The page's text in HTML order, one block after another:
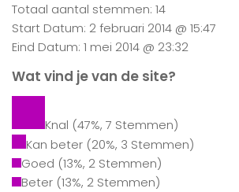
Totaal aantal stemmen: 14
Start Datum: 2 februari 2014 @ 15:47
Eind Datum: 1 mei 2014 @ 23:32
Wat vind je van de site?
Knal (47%, 7 Stemmen)
Kan beter (20%, 3 Stemmen)
Goed (13%, 2 Stemmen)
Beter (13%, 2 Stemmen)